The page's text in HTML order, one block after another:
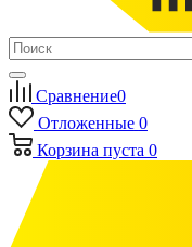
Сравнение0
Отложенные 0
Корзина пуста 0